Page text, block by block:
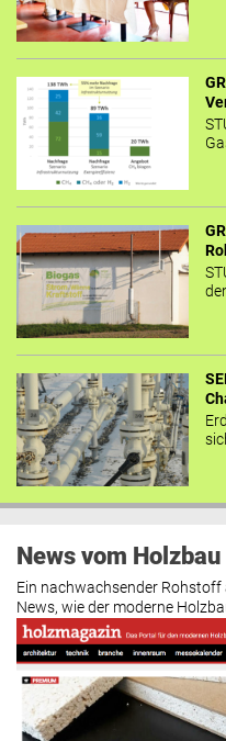
News vom Holzbau
Ein nachwachsender Rohstoff
News, wie der moderne